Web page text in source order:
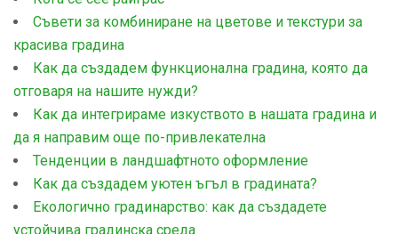
Съвети за комбиниране на цветове и текстури за
красива градина
Как да създадем функционална градина, която да
отговаря на нашите нужди?
Как да интегрираме изкуството в нашата градина и
да я направим още по-привлекателна
Тенденции в ландшафтното оформление
Как да създадем уютен ъгъл в градината?
Екологично градинарство: как да създадете
устойчива градинска среда